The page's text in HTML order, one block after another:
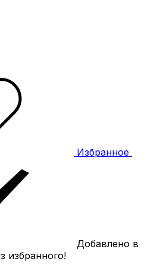
Избранное
Добавлено в
избранного!